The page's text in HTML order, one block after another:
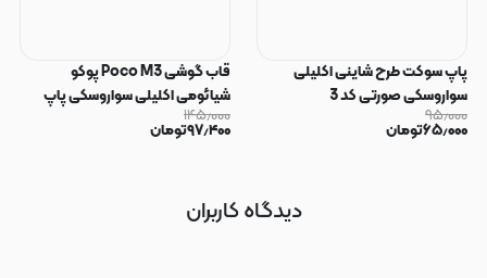
پاپ سوکت طرح شاینی اکلیلی
سواروسکی صورتی کد 3
۹۵٫۰۰۰
۶۵٫۰۰۰تومان
قاب گوشی Poco M3 پوکو
شیائومی اکلیلی سواروسکی پاپ
سوکت دار محافظ لنز دار صورتی کد
۱۴۵٫۰۰۰
۹۷٫۴۰۰تومان
دیدگاه کاربران